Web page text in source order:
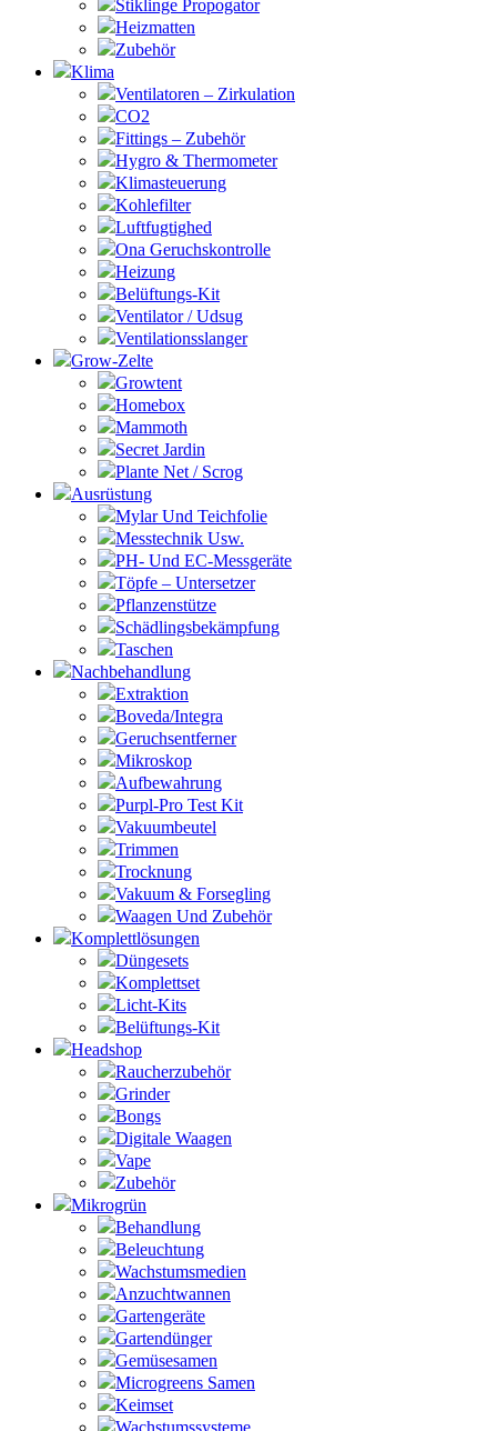
Stiklinge Propogator
Heizmatten
Zubehör
Klima
Ventilatoren – Zirkulation
CO2
Fittings – Zubehör
Hygro & Thermometer
Klimasteuerung
Kohlefilter
Luftfugtighed
Ona Geruchskontrolle
Heizung
Belüftungs-Kit
Ventilator / Udsug
Ventilationsslanger
Grow-Zelte
Growtent
Homebox
Mammoth
Secret Jardin
Plante Net / Scrog
Ausrüstung
Mylar Und Teichfolie
Messtechnik Usw.
PH- Und EC-Messgeräte
Töpfe – Untersetzer
Pflanzenstütze
Schädlingsbekämpfung
Taschen
Nachbehandlung
Extraktion
Boveda/Integra
Geruchsentferner
Mikroskop
Aufbewahrung
Purpl-Pro Test Kit
Vakuumbeutel
Trimmen
Trocknung
Vakuum & Forsegling
Waagen Und Zubehör
Komplettlösungen
Düngesets
Komplettset
Licht-Kits
Belüftungs-Kit
Headshop
Raucherzubehör
Grinder
Bongs
Digitale Waagen
Vape
Zubehör
Mikrogrün
Behandlung
Beleuchtung
Wachstumsmedien
Anzuchtwannen
Gartengeräte
Gartendünger
Gemüsesamen
Microgreens Samen
Keimset
Wachstumssysteme